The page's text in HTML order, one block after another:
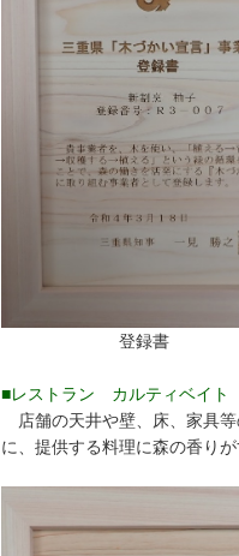
登録書 記念
■レストラン カルティベイト
店舗の天井や壁、床、家具
に、提供する料理に森の香り